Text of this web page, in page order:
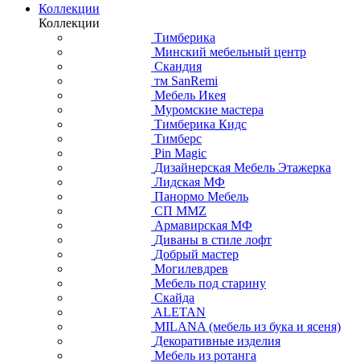
Коллекции
Коллекции
Тимберика
Минский мебельный центр
Скандия
тм SanRemi
Мебель Икея
Муромские мастера
Тимберика Кидс
Тимберс
Pin Magic
Дизайнерская Мебель Этажерка
Лидская МФ
Панормо Мебель
СП ММZ
Армавирская МФ
Диваны в стиле лофт
Добрый мастер
Могилевдрев
Мебель под старину
Скайда
ALETAN
MILANA (мебель из бука и ясеня)
Декоративные изделия
Мебель из ротанга